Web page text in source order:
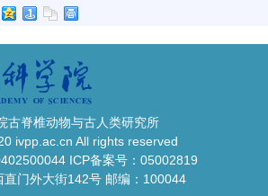
古脊椎动物与古人类研究所
ivpp.ac.cn All rights reserved
ICP备案号：05002819
直门外大街142号 邮编：100044